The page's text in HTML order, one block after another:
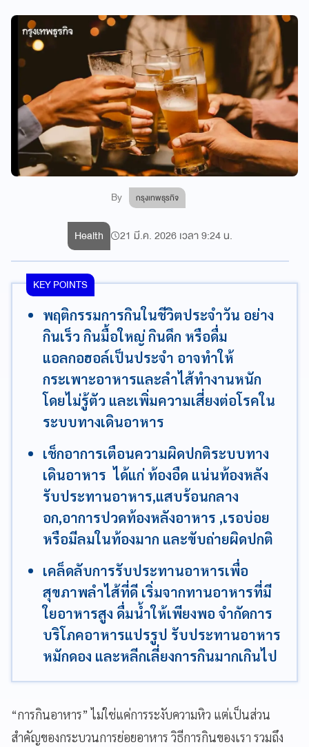
By กรุงเทพธุรกิจ
Health 21 มี.ค. 2026 เวลา 9:24 น.
KEY POINTS
พฤติกรรมการกินในชีวิตประจำวัน อย่าง
กินเร็ว กินมื้อใหญ่ กินดึก หรือดื่ม
แอลกอฮอล์เป็นประจำ อาจทำให้
กระเพาะอาหารและลำไส้ทำงานหนัก
โดยไม่รู้ตัว และเพิ่มความเสี่ยงต่อโรคใน
ระบบทางเดินอาหาร
เช็กอาการเตือนความผิดปกติระบบทาง
เดินอาหาร ได้แก่ ท้องอืด แน่นท้องหลัง
รับประทานอาหาร,แสบร้อนกลาง
อก,อาการปวดท้องหลังอาหาร ,เรอบ่อย
หรือมีลมในท้องมาก และขับถ่ายผิดปกติ
เคล็ดลับการรับประทานอาหารเพื่อ
สุขภาพลำไส้ที่ดี เริ่มจากทานอาหารที่มี
ใยอาหารสูง ดื่มน้ำให้เพียงพอ จำกัดการ
บริโภคอาหารแปรรูป รับประทานอาหาร
หมักดอง และหลีกเลี่ยงการกินมากเกินไป
“การกินอาหาร” ไม่ใช่แค่การระงับความหิว แต่เป็นส่วน
สำคัญของกระบวนการย่อยอาหาร วิธีการกินของเรา รวมถึง